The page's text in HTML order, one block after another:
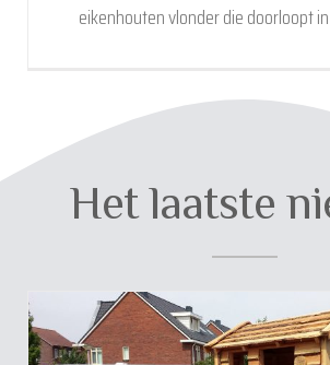
eikenhouten vlonder die doorloopt
Het laatste